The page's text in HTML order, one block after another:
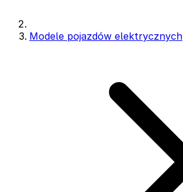
Modele pojazdów elektrycznych